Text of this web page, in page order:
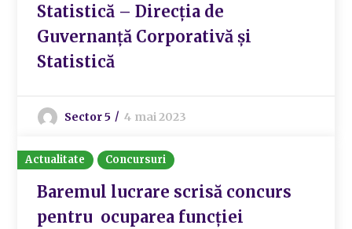
Statistică – Direcția de
Guvernanță Corporativă și
Statistică
Sector 5 4 mai 2023
Actualitate Concursuri
Baremul lucrare scrisă concurs
pentru ocuparea funcției